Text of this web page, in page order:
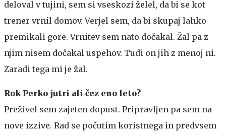
deloval v tujini, sem si vseskozi želel, da bi se kot
trener vrnil domov. Verjel sem, da bi skupaj lahko
premikali gore. Vrnitev sem nato dočakal. Žal pa z
njim nisem dočakal uspehov. Tudi on jih z menoj ni.
Zaradi tega mi je žal.
Rok Perko jutri ali čez eno leto?
Preživel sem zajeten dopust. Pripravljen pa sem na
nove izzive. Rad se počutim koristnega in predvsem